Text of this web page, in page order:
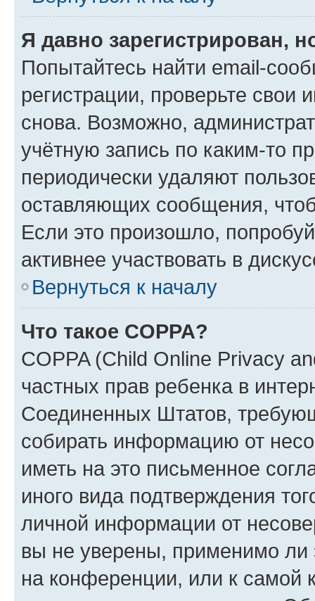
Я давно зарегистрирован,
Попытайтесь найти email-
регистрации, проверьте свои
снова. Возможно,
учётную запись по каким-то
периодически удаляют
оставляющих сообщения,
Если это произошло,
активнее участвовать в
Вернуться к началу
Что такое COPPA?
COPPA (Child Online Privacy
частных прав ребенка в
Соединенных Штатов,
собирать информацию от
иметь на это письменное
иного вида подтверждения
личной информации от
вы не уверены, применимо ли
на конференции, или к самой